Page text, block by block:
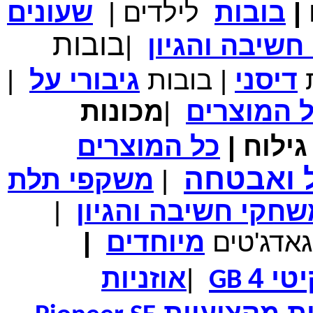
₪700.00 מחיר שוק
₪339.00 המחיר שלך
משלוח חינם
₪150.00 מחיר שוק
₪99.00 המחיר שלך
₪104.00 המחיר כולל משלוח :
נרתיק עור יוקרתי עבור אייפוד וידאו 60GB\80GB \שחור
| בובות לילדים |
שעונים
והגיון
|בובות
דיסני | בובות גיבורי על
|
המוצרים |מכונות
| כל המוצרים
ואבטחה | משקפי תלת
חשיבה והגיון
|
גאדג'טים מיוחדים |
4
GB
|אוזניות